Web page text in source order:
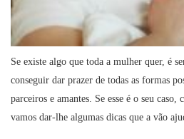
Se existe algo que toda a mulher quer, é
conseguir dar prazer de todas as formas
parceiros e amantes. Se esse é o seu
vamos dar-lhe algumas dicas que a vão